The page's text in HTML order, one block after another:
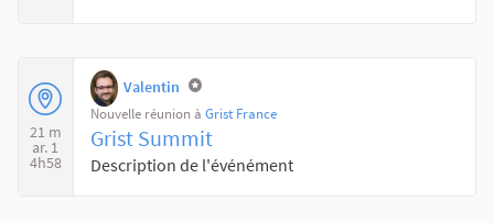
21 m
ar. 1
4h58
Valentin
Nouvelle réunion à Grist France
Grist Summit
Description de l'événément